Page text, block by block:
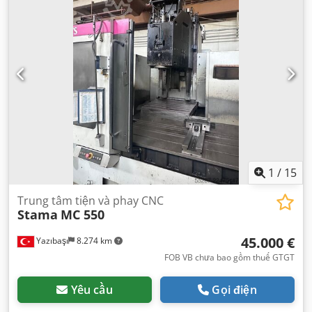
-120 °, góc xoay trục A (tối đa):60 °
1 / 15
Yazıbaşı 8.274 km
Trung tâm tiện và phay CNC
Stama MC 550
45.000 €
FOB VB chưa bao gồm thuế GTGT
Yêu cầu Gọi điện